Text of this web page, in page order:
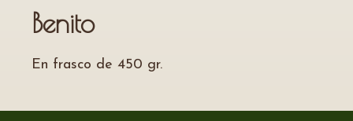
Benito
En frasco de 450 gr.